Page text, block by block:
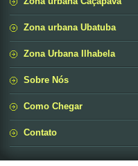
Zona urbana Ubatuba
Zona Urbana Ilhabela
Sobre Nós
Como Chegar
Contato